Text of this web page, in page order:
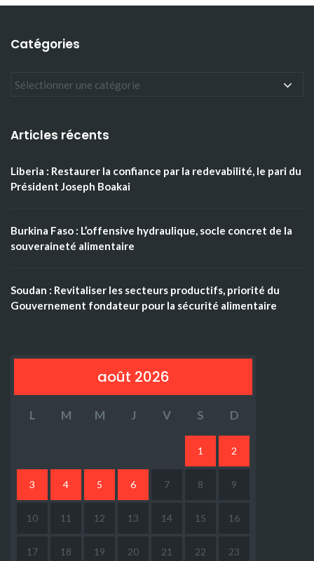
Catégories
Articles récents
Liberia : Restaurer la confiance par la redevabilité, le pari du
Président Joseph Boakai
Burkina Faso : L’offensive hydraulique, socle concret de la
souveraineté alimentaire
Soudan : Revitaliser les secteurs productifs, priorité du
Gouvernement fondateur pour la sécurité alimentaire
août 2026
L M M J V S D
1 2
3 4 5 6 7 8 9
10 11 12 13 14 15 16
17 18 19 20 21 22 23